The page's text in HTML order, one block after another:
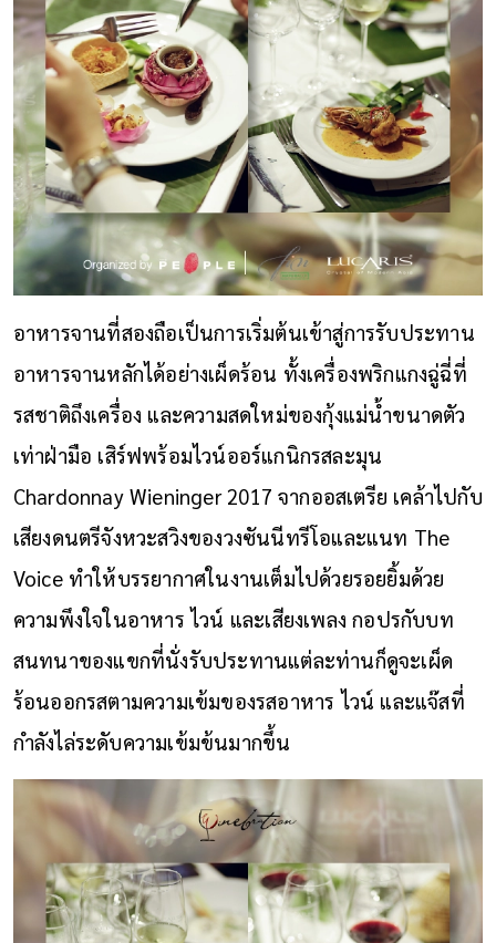
อาหารจานที่สองถือเป็นการเริ่มต้นเข้าสู่การรับประทาน
อาหารจานหลักได้อย่างเผ็ดร้อน ทั้งเครื่องพริกแกงฉู่ฉี่ที่
รสชาติถึงเครื่อง และความสดใหม่ของกุ้งแม่น้ำขนาดตัว
เท่าฝ่ามือ เสิร์ฟพร้อมไวน์ออร์แกนิกรสละมุน
Chardonnay Wieninger 2017 จากออสเตรีย เคล้าไปกับ
เสียงดนตรีจังหวะสวิงของวงซันนีทรีโอและแนท The
Voice ทำให้บรรยากาศในงานเต็มไปด้วยรอยยิ้มด้วย
ความพึงใจในอาหาร ไวน์ และเสียงเพลง กอปรกับบท
สนทนาของแขกที่นั่งรับประทานแต่ละท่านก็ดูจะเผ็ด
ร้อนออกรสตามความเข้มของรสอาหาร ไวน์ และแจ๊สที่
กำลังไล่ระดับความเข้มข้นมากขึ้น